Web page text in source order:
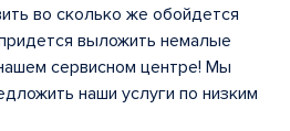
во сколько же обойдется
выложить немалые
сервисном центре! Мы
наши услуги по низким